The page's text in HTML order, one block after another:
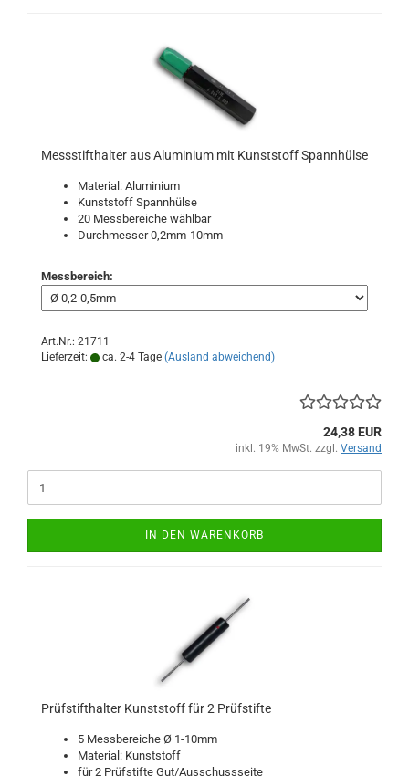
Messstifthalter aus Aluminium mit Kunststoff Spannhülse
Material: Aluminium
Kunststoff Spannhülse
20 Messbereiche wählbar
Durchmesser 0,2mm-10mm
Messbereich:
Art.Nr.: 21711
Lieferzeit:
ca. 2-4 Tage (Ausland abweichend)
24,38 EUR
inkl. 19% MwSt. zzgl. Versand
IN DEN WARENKORB
Prüfstifthalter Kunststoff für 2 Prüfstifte
5 Messbereiche Ø 1-10mm
Material: Kunststoff
für 2 Prüfstifte Gut/Ausschussseite